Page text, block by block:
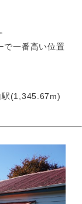
で一番高い位置
駅(1,345.67m)